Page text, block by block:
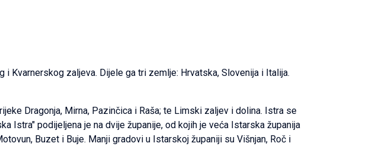
Kvarnerskog zaljeva. Dijele ga tri zemlje: Hrvatska, Slovenija i Italija.
Dragonja, Mirna, Pazinčica i Raša; te Limski zaljev i dolina. Istra se
Istra" podijeljena je na dvije županije, od kojih je veća Istarska županija
Buzet i Buje. Manji gradovi u Istarskoj županiji su Višnjan, Roč i